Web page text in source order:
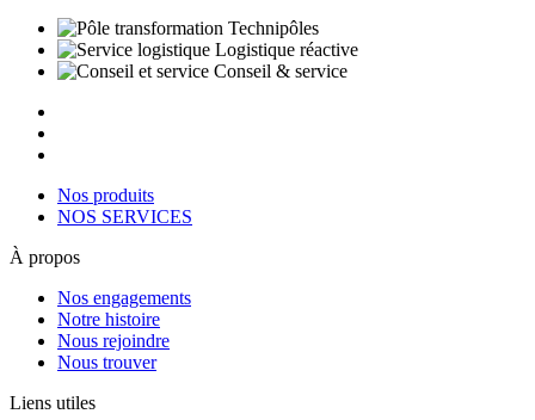
Technipôles
Logistique réactive
Conseil & service
Nos produits
NOS SERVICES
À propos
Nos engagements
Notre histoire
Nous rejoindre
Nous trouver
Liens utiles